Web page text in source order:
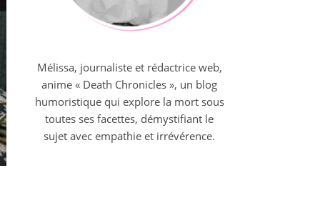
Mélissa, journaliste et rédactrice web,
anime « Death Chronicles », un blog
humoristique qui explore la mort sous
toutes ses facettes, démystifiant le
sujet avec empathie et irrévérence.